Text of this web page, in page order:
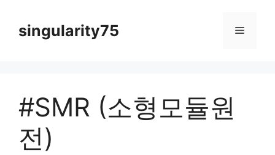
singularity75 메
#SMR (소형모듈원
전)